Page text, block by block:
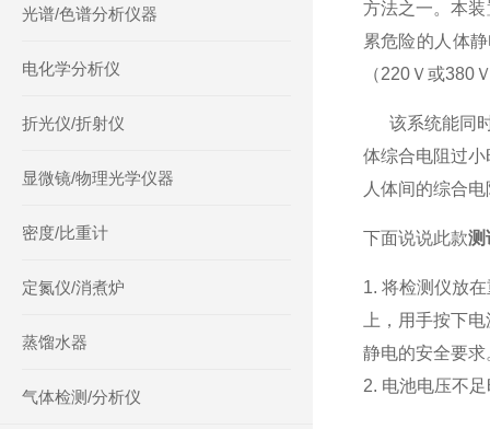
光谱/色谱分析仪器
电化学分析仪
折光仪/折射仪
显微镜/物理光学仪器
密度/比重计
定氮仪/消煮炉
蒸馏水器
气体检测/分析仪
方法之一。本
累危险的人体
（220Ｖ或380
该系统能同
体综合电阻过
人体间的综合
下面说说此款测
1. 将检测仪放
上，用手按下
静电的安全要求
2. 电池电压不